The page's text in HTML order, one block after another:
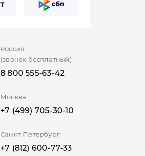
Россия
(звонок бесплатный)
8 800 555-63-42
Москва
+7 (499) 705-30-10
Санкт-Петербург
+7 (812) 600-77-33